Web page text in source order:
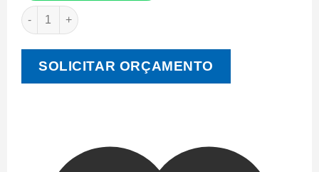
SOLICITAR ORÇAMENTO